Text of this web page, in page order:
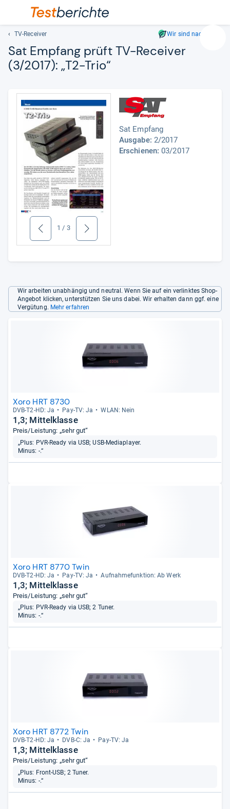
TV-Receiver Wir sind nachhaltig
Sat Emp­fang prüft TV-​Recei­ver
(3/2017): „T2-​Trio“
zurück 1 / 3 weiter
Sat Empfang
Ausgabe: 2/2017
Erschienen: 03/2017
Wir arbeiten unabhängig und neutral. Wenn Sie auf ein verlinktes Shop-
Angebot klicken, unterstützen Sie uns dabei. Wir erhalten dann ggf. eine
Vergütung. Mehr erfahren
Xoro HRT 8730
DVB-​T2-​HD: Ja Pay-​TV: Ja WLAN: Nein
1,3; Mittelklasse
Preis/Leistung: „sehr gut“
„Plus: PVR-Ready via USB; USB-Mediaplayer.
Minus: -.“
Xoro HRT 8770 Twin
DVB-​T2-​HD: Ja Pay-​TV: Ja Auf­nah­me­funk­tion: Ab Werk
1,3; Mittelklasse
Preis/Leistung: „sehr gut“
„Plus: PVR-Ready via USB; 2 Tuner.
Minus: -.“
Xoro HRT 8772 Twin
DVB-​T2-​HD: Ja DVB-​C: Ja Pay-​TV: Ja
1,3; Mittelklasse
Preis/Leistung: „sehr gut“
„Plus: Front-USB; 2 Tuner.
Minus: -.“